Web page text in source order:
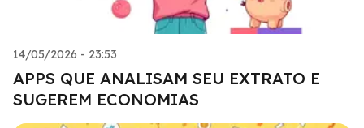
14/05/2026 - 23:53
APPS QUE ANALISAM SEU EXTRATO E
SUGEREM ECONOMIAS